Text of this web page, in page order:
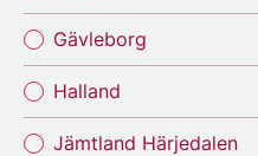
Gävleborg
Halland
Jämtland Härjedalen